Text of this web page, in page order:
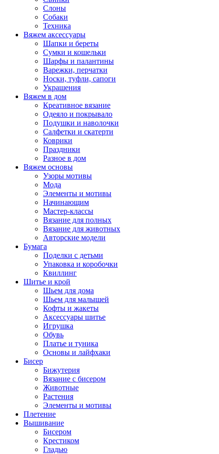
Слоны
Собаки
Техника
Вяжем аксессуары
Шапки и береты
Сумки и кошельки
Шарфы и палантины
Варежки, перчатки
Носки, туфли, сапоги
Украшения
Вяжем в дом
Креативное вязание
Одеяло и покрывало
Подушки и наволочки
Салфетки и скатерти
Коврики
Праздники
Разное в дом
Вяжем основы
Узоры мотивы
Мода
Элементы и мотивы
Начинающим
Мастер-классы
Вязание для полных
Вязание для животных
Авторские модели
Бумага
Поделки с детьми
Упаковка и коробочки
Квиллинг
Шитье и крой
Шьем для дома
Шьем для малышей
Кофты и жакеты
Аксессуары шитье
Игрушка
Обувь
Платье и туника
Основы и лайфхаки
Бисер
Бижутерия
Вязание с бисером
Животные
Растения
Элементы и мотивы
Плетение
Вышивание
Бисером
Крестиком
Гладью